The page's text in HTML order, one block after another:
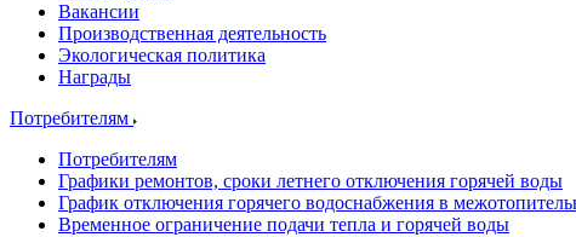
Вакансии
Производственная деятельность
Экологическая политика
Награды
Потребителям
Потребителям
Графики ремонтов, сроки летнего отключения горячей воды
График отключения горячего водоснабжения в
Временное ограничение подачи тепла и горячей воды